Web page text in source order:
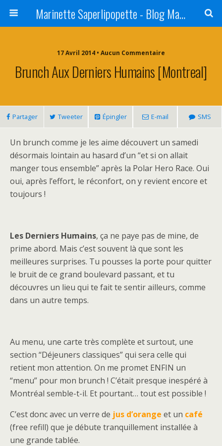
Marinette Saperlipopette - Blog Maman Angers Lifestyle - Ex Expat Montréal
17 Avril 2014 • Aucun Commentaire
Brunch Aux Derniers Humains [Montreal]
Partager Tweeter Épingler E-mail SMS
Un brunch comme je les aime découvert un samedi
désormais lointain au hasard d’un “et si on allait
manger tous ensemble” après la Polar Hero Race. Oui
oui, après l’effort, le réconfort, on y revient encore et
toujours !
Les Derniers Humains, ça ne paye pas de mine, de
prime abord. Mais c’est souvent là que sont les
meilleures surprises. Tu pousses la porte pour quitter
le bruit de ce grand boulevard passant, et tu
découvres un lieu qui te fait te sentir ailleurs, comme
dans un autre temps.
Au menu, une carte très complète et surtout, une
section “Déjeuners classiques” qui sera celle qui
retient mon attention. On me promet ENFIN un
“menu” pour mon brunch ! C’était presque inespéré à
Montréal semble-t-il. Et pourtant… tout est possible !
C’est donc avec un verre de jus d’orange et un café
(free refill) que je débute tranquillement installée à
une grande tablée.